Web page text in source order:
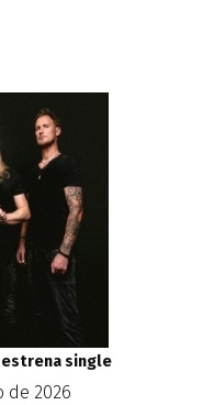
estrena single
de 2026